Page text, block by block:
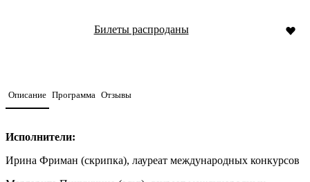
Билеты распроданы
Описание Программа Отзывы
Исполнители:
Ирина Фриман (скрипка), лауреат международных конкурсов